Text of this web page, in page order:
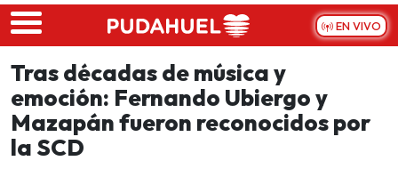
Skip to main content
EN VIVO
Tras décadas de música y
emoción: Fernando Ubiergo y
Mazapán fueron reconocidos por
la SCD